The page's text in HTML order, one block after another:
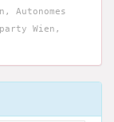
Autonomes
Wien,